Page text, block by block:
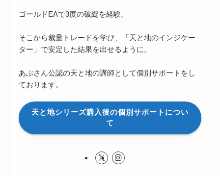
ゴールドEAで3度の破綻を経験。
そこから裁量トレードを学び、「天と地のインジケー
ター」で安定した結果を出せるように。
あぶさん公認の天と地の講師として個別サポートをし
ております。
天と地シリーズ購入後の個別サポートについ
て